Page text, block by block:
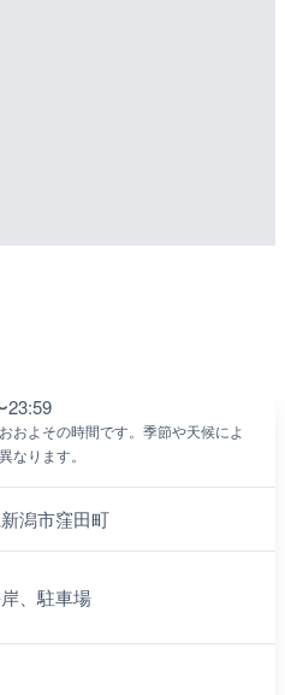
23:59
およその時間です。季節や天候によ
なります。
潟市窪田町
、駐車場